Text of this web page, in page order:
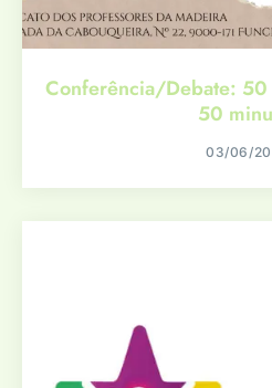
Conferência/Debate: 50
50
03/06/